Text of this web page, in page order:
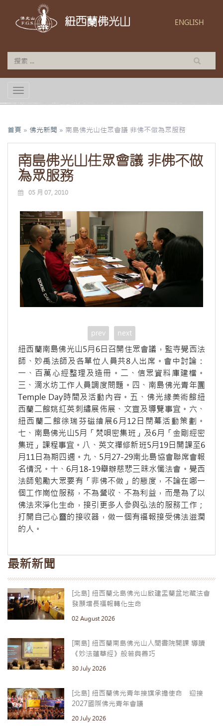
紐西蘭佛光山 ENGLISH
TOGGLE NAVIGATION
首頁 » 佛光新聞 » 南島佛光山住眾會議 非佛不做為眾服務
南島佛光山住眾會議 非佛不做
為眾服務
05 月 07, 2010
prev next
紐西蘭南島佛光山5月6日召開住眾會議，監寺覺西法
師、妙禹法師及各單位人員共8人出席。會中討論：
一、百萬心經整理及造冊。二、信眾資料庫建檔。
三、滴水坊工作人員調度問題。四、南島佛光青年團
Temple Day時間及活動內容。五、佛光緣美術館紐
西蘭二館姚紅英刺繡展佈展、文宣及導覽事宜。六、
紐西蘭二館徐瑞芬磁繪展6月12日閉幕活動策劃。
七、南島佛光山5月「梵唄密集班」及6月「金剛經密
集班」課程事宜。八、英文禪修新班5月19日開課至6
月11日為期四週。九、5月27-29南北島協會聯席會報
名情況。十、6月18-19舉辦慈悲三昧水懺法會。覺西
法師勉勵大眾要有「非佛不做」的態度，不論在哪一
個工作崗位服務，不為營收、不為利益，而是為了以
佛法來淨化生命，接引更多人參與弘法的服務工作；
打開自己心靈的接收器，做一個有福報接受佛法滋潤
的人。
最新新聞
[北島] 紐西蘭北島佛光山啟建盂蘭盆地藏法會
發願增長福報轉化生命
02 August 2026
[南島] 紐西蘭南島佛光山人間書院開課 導讀
《妙法蓮華經》般若與善巧
30 July 2026
[北島] 紐西蘭佛光青年接旗承擔使命 迎接
2027國際佛光青年會議
20 July 2026